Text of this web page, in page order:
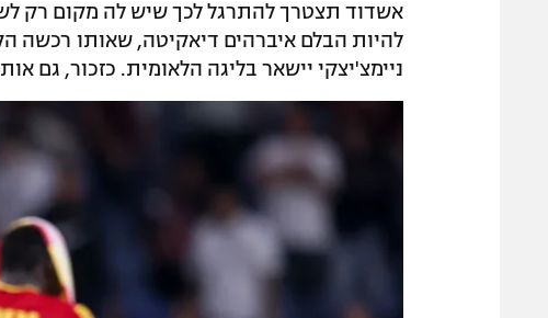
אשדוד תצטרך להתרגל לכך שיש לה מקום רק
להיות הבלם איברהים דיאקיטה, שאותו רכשה
ניימצ'יצקי יישאר בליגה הלאומית. כזכור, גם